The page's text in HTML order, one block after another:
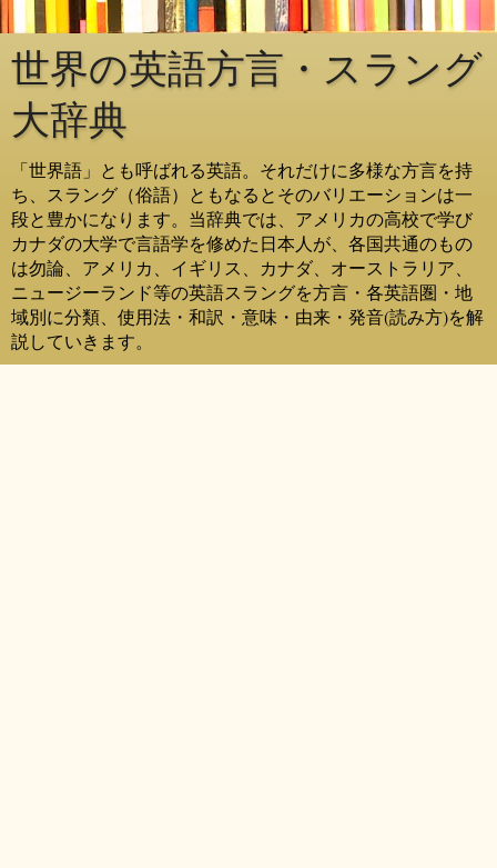
世界の英語方言・スラング
大辞典
「世界語」とも呼ばれる英語。それだけに多様な方言を持
ち、スラング（俗語）ともなるとそのバリエーションは一
段と豊かになります。当辞典では、アメリカの高校で学び
カナダの大学で言語学を修めた日本人が、各国共通のもの
は勿論、アメリカ、イギリス、カナダ、オーストラリア、
ニュージーランド等の英語スラングを方言・各英語圏・地
域別に分類、使用法・和訳・意味・由来・発音(読み方)を解
説していきます。